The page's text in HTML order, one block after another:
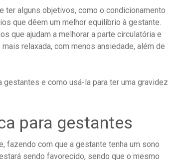
ter alguns objetivos, como o condicionamento
que dêem um melhor equilíbrio à gestante.
que ajudam a melhorar a parte circulatória e
relaxada, com menos ansiedade, além de
e como usá-la para ter uma gravidez
para gestantes
fazendo com que a gestante tenha um sono
sendo favorecido, sendo que o mesmo